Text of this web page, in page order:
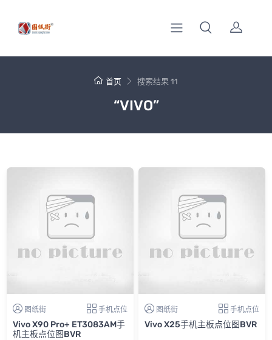
首页 搜索结果 11
“VIVO”
图纸街 手机点位
Vivo X90 Pro+ ET3083AM手
机主板点位图BVR
图纸街 手机点位
Vivo X25手机主板点位图BVR